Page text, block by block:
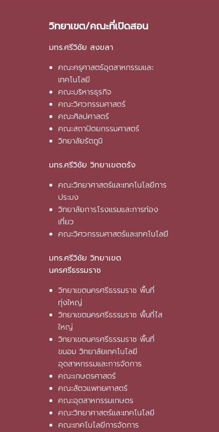
วิทยาเขต/คณะที่เปิดสอน
มทร.ศรีวิชัย สงขลา
คณะครุศาสตร์อุตสาหกรรมและ
เทคโนโลยี
คณะบริหารธุรกิจ
คณะวิศวกรรมศาสตร์
คณะศิลปศาสตร์
คณะสถาปัตยกรรมศาสตร์
วิทยาลัยรัตภูมิ
มทร.ศรีวิชัย วิทยาเขตตรัง
คณะวิทยาศาสตร์และเทคโนโลยีการ
ประมง
วิทยาลัยการโรงแรมและการท่อง
เที่ยว
คณะวิศวกรรมศาสตร์และเทคโนโลยี
มทร.ศรีวิชัย วิทยาเขต
นครศรีธรรมราช
วิทยาเขตนครศรีธรรมราช พื้นที่
ทุ่งใหญ่
วิทยาเขตนครศรีธรรมราช พื้นที่ไส
ใหญ่
วิทยาเขตนครศรีธรรมราช พื้นที่
ขนอม วิทยาลัยเทคโนโลยี
อุตสาหกรรมและการจัดการ
คณะเกษตรศาสตร์
คณะสัตวแพทยศาสตร์
คณะอุตสาหกรรมเกษตร
คณะวิทยาศาสตร์และเทคโนโลยี
คณะเทคโนโลยีการจัดการ